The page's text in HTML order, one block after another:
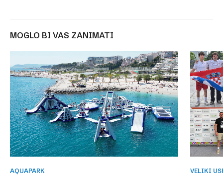
MOGLO BI VAS ZANIMATI
AQUAPARK VELIKI